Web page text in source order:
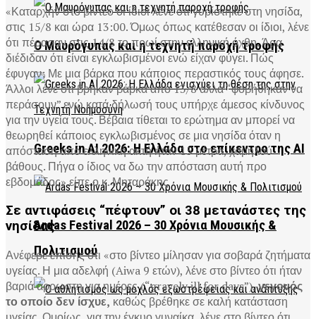
Ο Μαυρόγυπας και η τεχνητή παροχή τροφής
Greeks in AI 2026: Η Ελλάδα στο επίκεντρο της AI
Ardas Festival 2026 – 30 Χρόνια Μουσικής &
Πολιτισμού
«Καταρχήν στο βίντεο οι ίδιοι λένε ότι γυρίστηκε στη νησίδα,
στις 15/8 και ώρα 13:00. Όμως όπως κατέθεσαν οι ίδιοι, λένε
ότι πέρασαν στις 14/8 το πρωί στην ελληνική όχθη. Άρα
διέδιδαν ότι είναι εγκλωβισμένοι ενώ είχαν φύγει. Πώς
έφυγαν; Με μια βάρκα που κάποιος περαστικός τους άφησε.
Άλλοι λένε ότι βρήκαν βάρκα από 13/8 αλλά “φοβήθηκαν να
περάσουν” ενώ κατά δήλωσή τους υπήρχε άμεσος κίνδυνος
για την υγεία τους. Βέβαια τίθεται το ερώτημα αν μπορεί να
θεωρηθεί κάποιος εγκλωβισμένος σε μια νησίδα όταν η
απόσταση από ελληνική ακτή ήταν 15 μέτρα, χαμηλού
βάθους. Πήγα ο ίδιος να δω την απόσταση αυτή προ
εβδομάδος» είπε ο κ. Μηταράκης
Σε αντιφάσεις “πέφτουν” οι 38 μετανάστες της
νησίδας
Ανέφερε επίσης ότι «στο βίντεο μίλησαν για σοβαρά ζητήματα
υγείας. Η μια αδελφή (Aiwa 9 ετών), λένε στο βίντεο ότι ήταν
βαριά άρρωστη για ημέρες (“gravely ill for days”),γεγονός
το οποίο δεν ίσχυε, καθώς βρέθηκε σε καλή κατάσταση